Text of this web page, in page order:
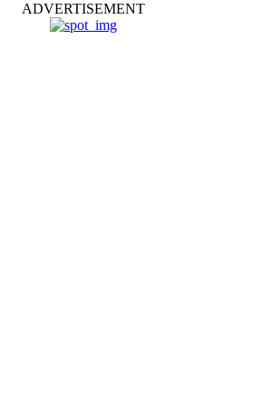
ADVERTISEMENT